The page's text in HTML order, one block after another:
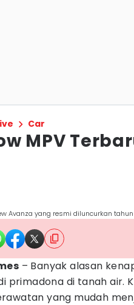
Car
MPV
Avanza yang resmi diluncurkan
– Banyak alasan
primadona di tanah air.
yang mudah